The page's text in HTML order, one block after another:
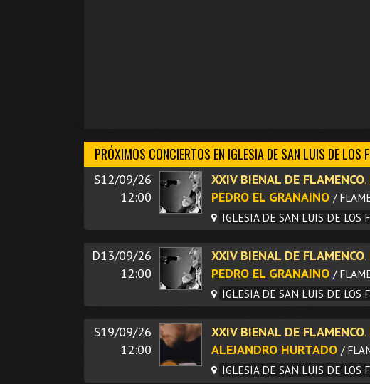
PRÓXIMOS CONCIERTOS EN IGLESIA DE SAN LUIS DE LOS
S12/09/26
12:00
XXIV BIENAL DE FLAMENCO.
PEDRO EL GRANAINO /
IGLESIA DE SAN LUIS DE LOS
D13/09/26
12:00
XXIV BIENAL DE FLAMENCO.
PEDRO EL GRANAINO /
IGLESIA DE SAN LUIS DE LOS
S19/09/26
12:00
XXIV BIENAL DE FLAMENCO.
ALEJANDRO HURTADO /
IGLESIA DE SAN LUIS DE LOS